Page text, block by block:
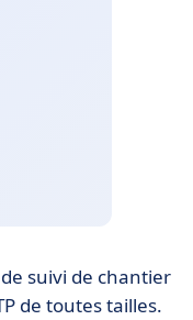
suivi de chantier
de toutes tailles.